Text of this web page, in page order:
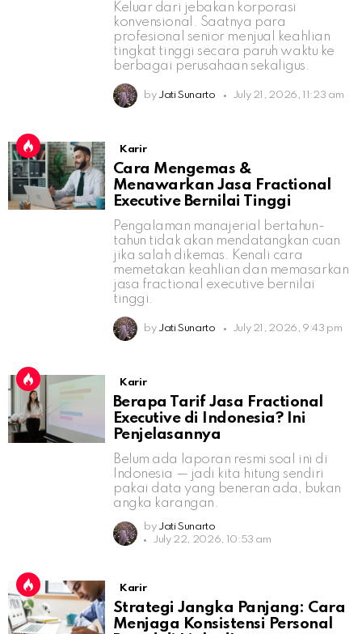
Keluar dari jebakan korporasi
konvensional. Saatnya para
profesional senior menjual keahlian
tingkat tinggi secara paruh waktu ke
berbagai perusahaan sekaligus.
by Jati Sunarto July 21, 2026, 11:23 am
Karir
Cara Mengemas &
Menawarkan Jasa Fractional
Executive Bernilai Tinggi
Pengalaman manajerial bertahun-
tahun tidak akan mendatangkan cuan
jika salah dikemas. Kenali cara
memetakan keahlian dan memasarkan
jasa fractional executive bernilai
tinggi.
by Jati Sunarto July 21, 2026, 9:43 pm
Karir
Berapa Tarif Jasa Fractional
Executive di Indonesia? Ini
Penjelasannya
Belum ada laporan resmi soal ini di
Indonesia — jadi kita hitung sendiri
pakai data yang beneran ada, bukan
angka karangan.
by Jati Sunarto
July 22, 2026, 10:53 am
Karir
Strategi Jangka Panjang: Cara
Menjaga Konsistensi Personal